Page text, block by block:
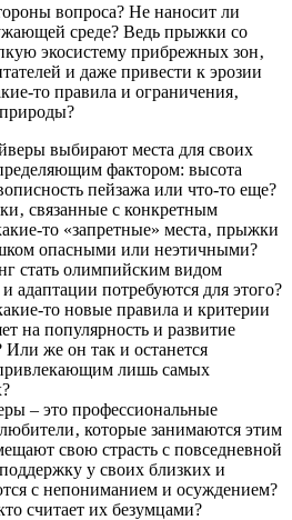
вопроса? Не наносит ли
среде? Ведь прыжки со
экосистему прибрежных зон‚
и даже привести к эрозии
то правила и ограничения‚
выбирают места для своих
фактором: высота
пейзажа или что-то еще?
связанные с конкретным
то «запретные» места‚ прыжки
опасными или неэтичными?
стать олимпийским видом
адаптации потребуются для этого?
то новые правила и критерии
на популярность и развитие
же он так и останется
лишь самых
– это профессиональные
которые занимаются этим
свою страсть с повседневной
у своих близких и
с непониманием и осуждением?
считает их безумцами?